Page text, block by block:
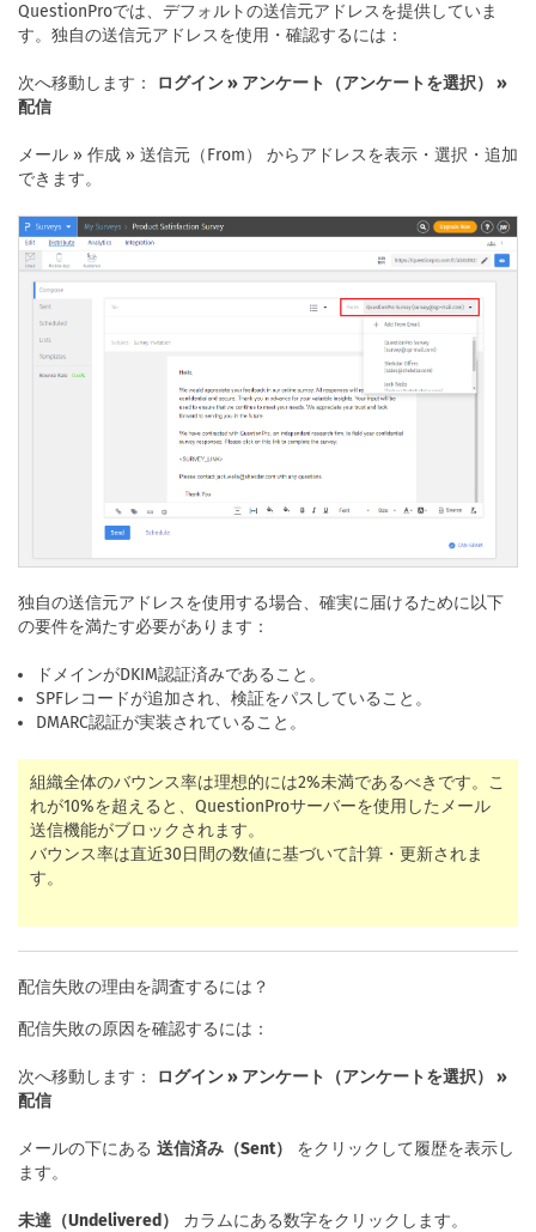
QuestionProでは、デフォルトの送信元アドレスを提供していま
す。独自の送信元アドレスを使用・確認するには：
次へ移動します：
ログイン » アンケート（アンケートを選択） »
配信
メール » 作成 » 送信元（From） からアドレスを表示・選択・追加
できます。
独自の送信元アドレスを使用する場合、確実に届けるために以下
の要件を満たす必要があります：
ドメインがDKIM認証済みであること。
SPFレコードが追加され、検証をパスしていること。
DMARC認証が実装されていること。
組織全体のバウンス率は理想的には2%未満であるべきです。こ
れが10%を超えると、QuestionProサーバーを使用したメール
送信機能がブロックされます。
バウンス率は直近30日間の数値に基づいて計算・更新されま
す。
配信失敗の理由を調査するには？
配信失敗の原因を確認するには：
次へ移動します：
ログイン » アンケート（アンケートを選択） »
配信
メールの下にある 送信済み（Sent）
をクリックして履歴を表示し
ます。
未達（Undelivered） カラムにある数字をクリックします。